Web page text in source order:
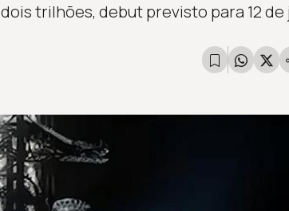
trilhões, debut previsto para 12 de